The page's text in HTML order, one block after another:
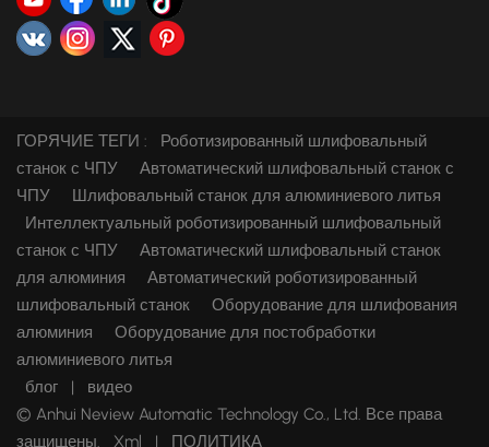
ГОРЯЧИЕ ТЕГИ :
Роботизированный шлифовальный
станок с ЧПУ
Автоматический шлифовальный станок с
ЧПУ
Шлифовальный станок для алюминиевого литья
Интеллектуальный роботизированный шлифовальный
станок с ЧПУ
Автоматический шлифовальный станок
для алюминия
Автоматический роботизированный
шлифовальный станок
Оборудование для шлифования
алюминия
Оборудование для постобработки
алюминиевого литья
блог
|
видео
© Anhui Neview Automatic Technology Co., Ltd. Все права
защищены.
Xml |
ПОЛИТИКА